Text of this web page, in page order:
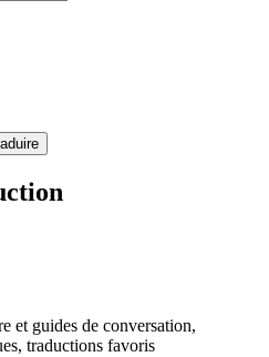
et guides de conversation,
traductions favoris